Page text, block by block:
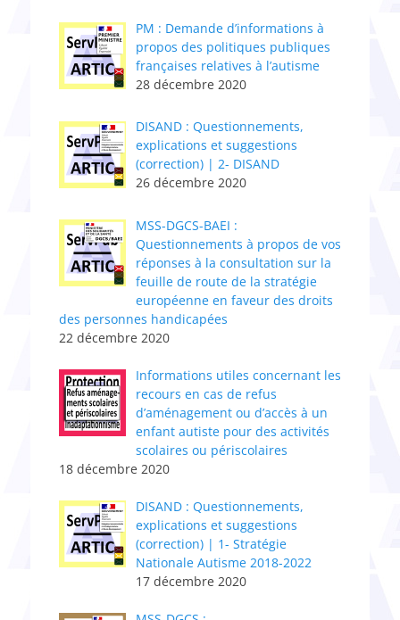
PM : Demande d’informations à
propos des politiques publiques
françaises relatives à l’autisme
28 décembre 2020
DISAND : Questionnements,
explications et suggestions
(correction) | 2- DISAND
26 décembre 2020
MSS-DGCS-BAEI :
Questionnements à propos de vos
réponses à la consultation sur la
feuille de route de la stratégie
européenne en faveur des droits
des personnes handicapées
22 décembre 2020
Informations utiles concernant les
recours en cas de refus
d’aménagement ou d’accès à un
enfant autiste pour des activités
scolaires ou périscolaires
18 décembre 2020
DISAND : Questionnements,
explications et suggestions
(correction) | 1- Stratégie
Nationale Autisme 2018-2022
17 décembre 2020